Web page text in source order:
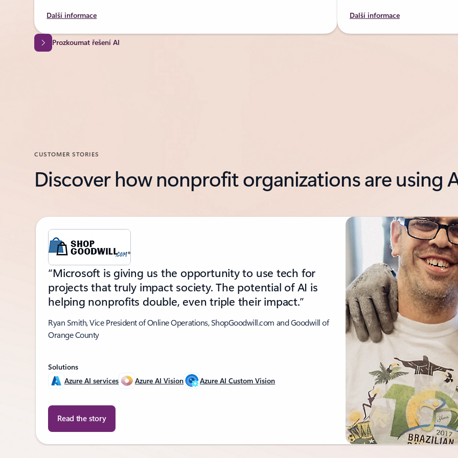
Další informace Další informace
Prozkoumat řešení AI
CUSTOMER STORIES
Discover how nonprofit organizations are using
Showing slide 1 of 2
“Microsoft is giving us the opportunity to use tech for
projects that truly impact society. The potential of AI is
helping nonprofits double, even triple their impact.”
Ryan Smith, Vice President of Online Operations, ShopGoodwill.com and Goodwill of
Orange County
Solutions
Azure AI services
Azure AI Vision Azure AI Custom Vision
Read the story